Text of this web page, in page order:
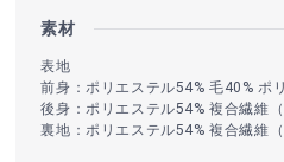
素材
表地
前身：ポリエステル54% 毛40% ポ
後身：ポリエステル54% 複合繊維
裏地：ポリエステル54% 複合繊維